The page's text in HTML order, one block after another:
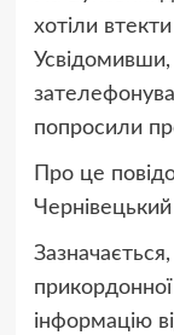
хотіли
попросили
Про це
інформацію